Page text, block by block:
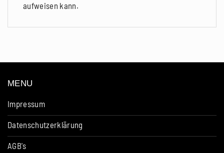
aufweisen kann.
MENU
Impressum
Datenschutzerklärung
AGB's